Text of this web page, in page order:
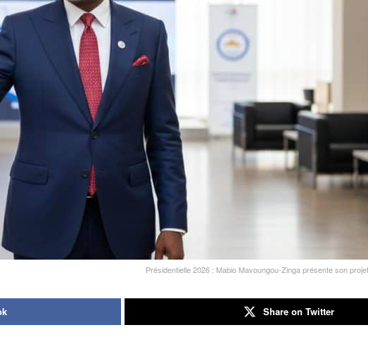
Présidentielle 2026 : Mabio Mavoungou‑Zinga présente son
Share on Twitter